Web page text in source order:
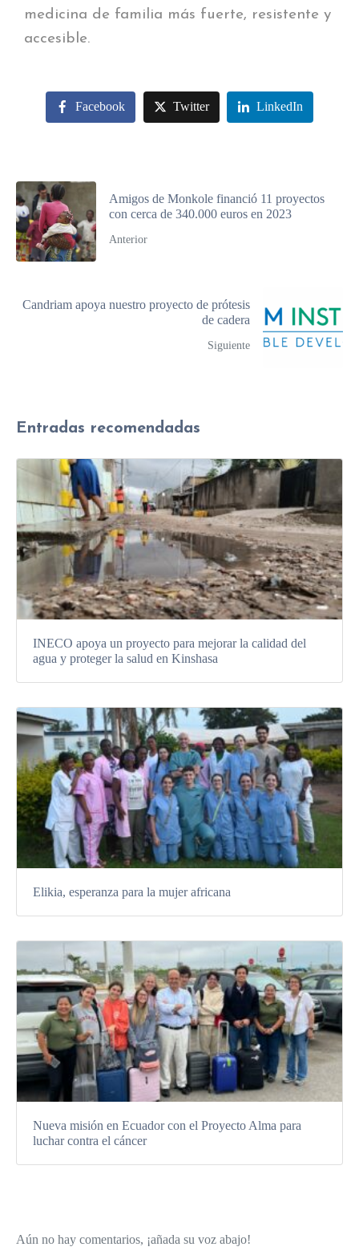
medicina de familia más fuerte, resistente y
accesible.
Facebook Twitter LinkedIn
Amigos de Monkole financió 11 proyectos
con cerca de 340.000 euros en 2023
Anterior
Candriam apoya nuestro proyecto de prótesis
de cadera
Siguiente
Entradas recomendadas
INECO apoya un proyecto para mejorar la calidad del
agua y proteger la salud en Kinshasa
Elikia, esperanza para la mujer africana
Nueva misión en Ecuador con el Proyecto Alma para
luchar contra el cáncer
Aún no hay comentarios, ¡añada su voz abajo!